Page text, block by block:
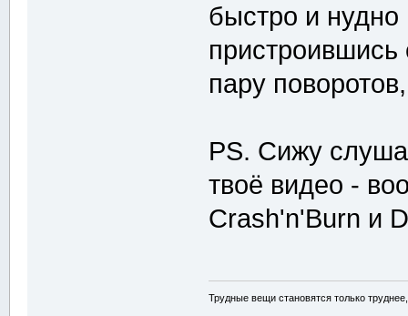
быстро и
пристроившись
пару
PS. Сижу
твоё видео -
Crash'n'Burn и
Трудные вещи становятся только